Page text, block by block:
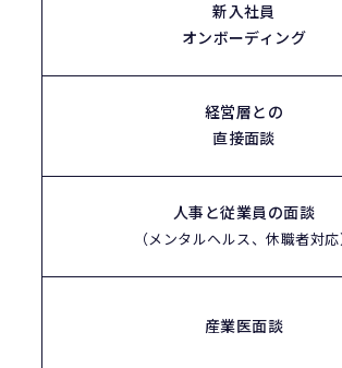
新入社員
オンボーディング
経営層との
直接面談
人事と従業員の面談
（メンタルヘルス、休職者対応
産業医面談